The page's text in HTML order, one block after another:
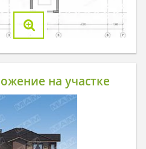
на участке